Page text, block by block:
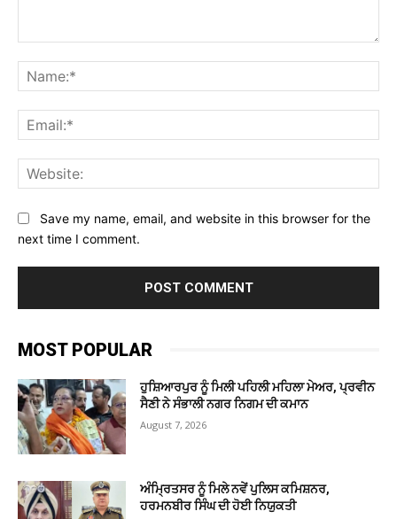
Save my name, email, and website in this browser for the
next time I comment.
MOST POPULAR
ਹੁਸ਼ਿਆਰਪੁਰ ਨੂੰ ਮਿਲੀ ਪਹਿਲੀ ਮਹਿਲਾ ਮੇਅਰ, ਪ੍ਰਵੀਨ
ਸੈਣੀ ਨੇ ਸੰਭਾਲੀ ਨਗਰ ਨਿਗਮ ਦੀ ਕਮਾਨ
August 7, 2026
ਅੰਮ੍ਰਿਤਸਰ ਨੂੰ ਮਿਲੇ ਨਵੇਂ ਪੁਲਿਸ ਕਮਿਸ਼ਨਰ,
ਹਰਮਨਬੀਰ ਸਿੰਘ ਦੀ ਹੋਈ ਨਿਯੁਕਤੀ